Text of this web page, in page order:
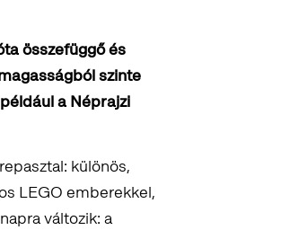
összefüggő és
szinte
a Néprajzi
különös,
LEGO emberekkel,
változik: a